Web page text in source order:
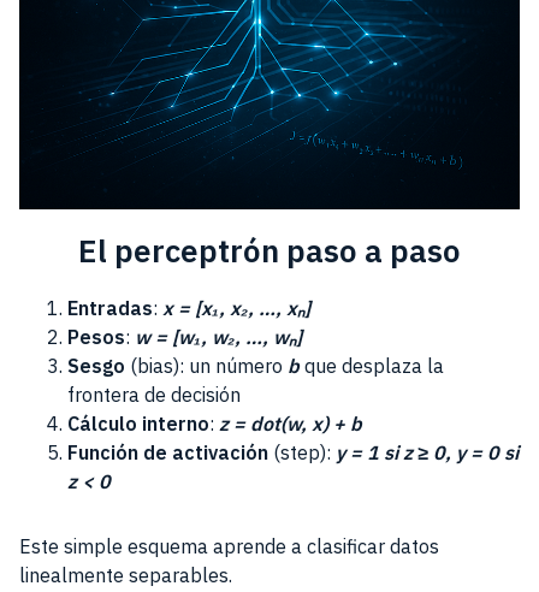
El perceptrón paso a paso
Entradas: x = [x₁, x₂, …, xₙ]
Pesos: w = [w₁, w₂, …, wₙ]
Sesgo (bias): un número bque desplaza la
frontera de decisión
Cálculo interno: z = dot(w, x) + b
Función de activación (step): y = 1 si z ≥ 0, y = 0 si
z < 0
Este simple esquema aprende a clasificar datos
linealmente separables.